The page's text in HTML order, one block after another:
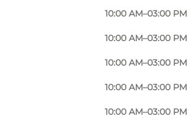
10:00 AM–03:00 PM
10:00 AM–03:00 PM
10:00 AM–03:00 PM
10:00 AM–03:00 PM
10:00 AM–03:00 PM
you can get the dish of the
food and home-baked goods,
drinks. The food is prepared
and is primarily based on the